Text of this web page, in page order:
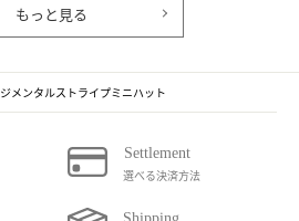
もっと見る
ジメンタルストライプミニハット
選べる決済方法